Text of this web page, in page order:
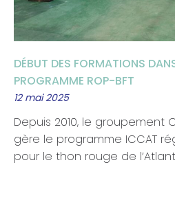
DÉBUT DES FORMATIONS
PROGRAMME ROP-BFT
12 mai 2025
Depuis 2010, le groupement
gère le programme ICCAT
pour le thon rouge de